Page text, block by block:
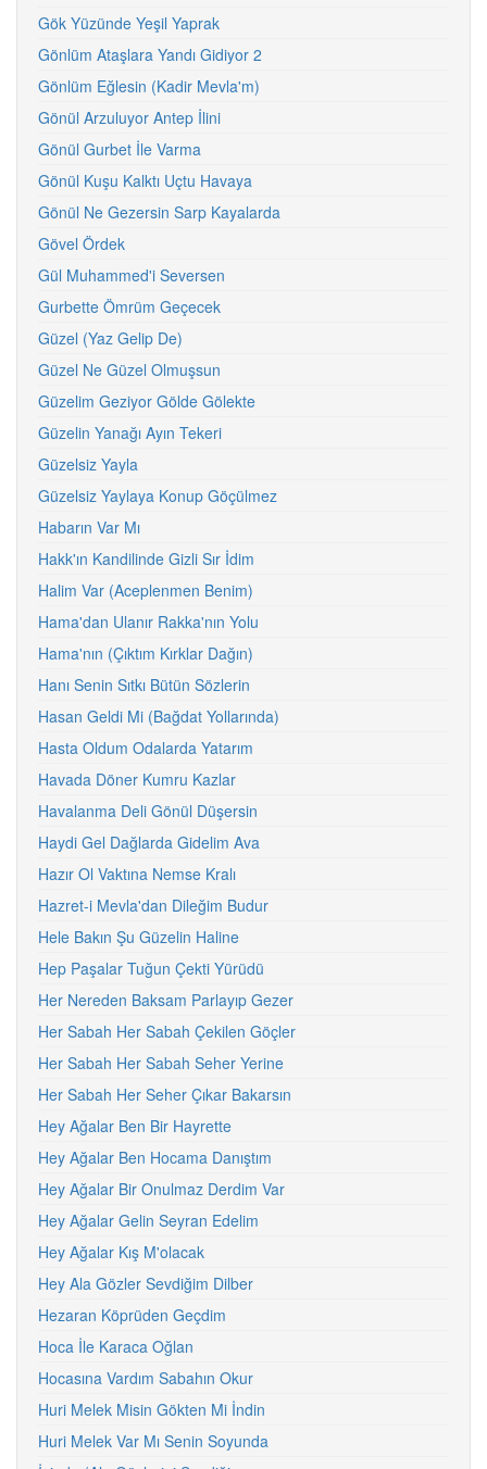
Gök Yüzünde Yeşil Yaprak
Gönlüm Ataşlara Yandı Gidiyor 2
Gönlüm Eğlesin (Kadir Mevla'm)
Gönül Arzuluyor Antep İlini
Gönül Gurbet İle Varma
Gönül Kuşu Kalktı Uçtu Havaya
Gönül Ne Gezersin Sarp Kayalarda
Gövel Ördek
Gül Muhammed'i Seversen
Gurbette Ömrüm Geçecek
Güzel (Yaz Gelip De)
Güzel Ne Güzel Olmuşsun
Güzelim Geziyor Gölde Gölekte
Güzelin Yanağı Ayın Tekeri
Güzelsiz Yayla
Güzelsiz Yaylaya Konup Göçülmez
Habarın Var Mı
Hakk'ın Kandilinde Gizli Sır İdim
Halim Var (Aceplenmen Benim)
Hama'dan Ulanır Rakka'nın Yolu
Hama'nın (Çıktım Kırklar Dağın)
Hanı Senin Sıtkı Bütün Sözlerin
Hasan Geldi Mi (Bağdat Yollarında)
Hasta Oldum Odalarda Yatarım
Havada Döner Kumru Kazlar
Havalanma Deli Gönül Düşersin
Haydi Gel Dağlarda Gidelim Ava
Hazır Ol Vaktına Nemse Kralı
Hazret-i Mevla'dan Dileğim Budur
Hele Bakın Şu Güzelin Haline
Hep Paşalar Tuğun Çekti Yürüdü
Her Nereden Baksam Parlayıp Gezer
Her Sabah Her Sabah Çekilen Göçler
Her Sabah Her Sabah Seher Yerine
Her Sabah Her Seher Çıkar Bakarsın
Hey Ağalar Ben Bir Hayrette
Hey Ağalar Ben Hocama Danıştım
Hey Ağalar Bir Onulmaz Derdim Var
Hey Ağalar Gelin Seyran Edelim
Hey Ağalar Kış M'olacak
Hey Ala Gözler Sevdiğim Dilber
Hezaran Köprüden Geçdim
Hoca İle Karaca Oğlan
Hocasına Vardım Sabahın Okur
Huri Melek Misin Gökten Mi İndin
Huri Melek Var Mı Senin Soyunda